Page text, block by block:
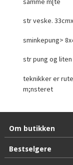
str veske.
sminkepung>
str pung og
teknikker er
m;nsteret
Om butikken
Bestselgere